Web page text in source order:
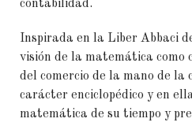
contabilidad.
Inspirada en la Liber Abbaci
visión de la matemática como
del comercio de la mano de la
carácter enciclopédico y en
matemática de su tiempo y